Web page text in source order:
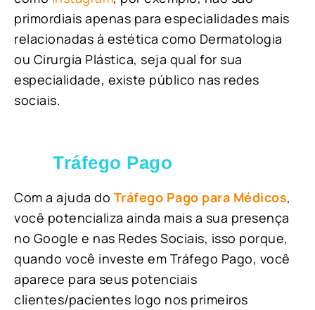
primordiais apenas para especialidades mais
relacionadas à estética como Dermatologia
ou Cirurgia Plástica, seja qual for sua
especialidade, existe público nas redes
sociais.
Tráfego Pago
Com a ajuda do Tráfego Pago para Médicos,
você potencializa ainda mais a sua presença
no Google e nas Redes Sociais, isso porque,
quando você investe em Tráfego Pago, você
aparece para seus potenciais
clientes/pacientes logo nos primeiros